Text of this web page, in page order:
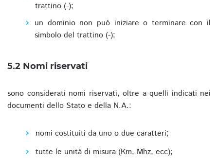
trattino (-);
un dominio non può iniziare o terminare con il
simbolo del trattino (-);
5.2 Nomi riservati
sono considerati nomi riservati, oltre a quelli indicati nei
documenti dello Stato e della N.A.:
nomi costituiti da uno o due caratteri;
tutte le unità di misura (Km, Mhz, ecc);